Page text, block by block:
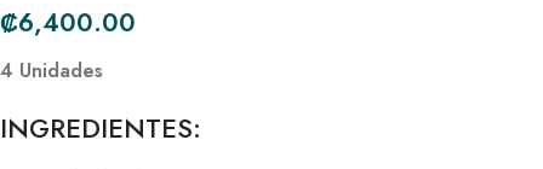
₡6,400.00
4 Unidades
INGREDIENTES: